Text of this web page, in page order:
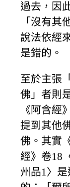
過去，因
「沒有其
說法依經
是錯的。
至於主張
佛」者則
《阿含經
提到其他
佛。其實
經》卷18
州品1〉